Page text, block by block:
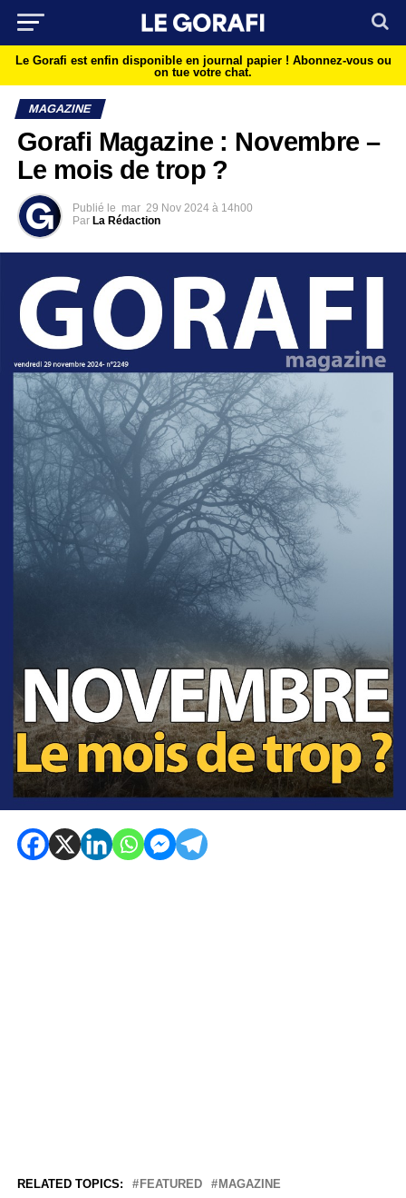
Le Gorafi est enfin disponible en journal papier ! Abonnez-vous ou
on tue votre chat.
MAGAZINE
Gorafi Magazine : Novembre –
Le mois de trop ?
Publié le mar 29 Nov 2024 à 14h00
Par La Rédaction
RELATED TOPICS: FEATURED MAGAZINE